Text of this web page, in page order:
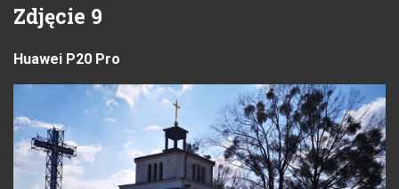
Zdjęcie 9
Huawei P20 Pro